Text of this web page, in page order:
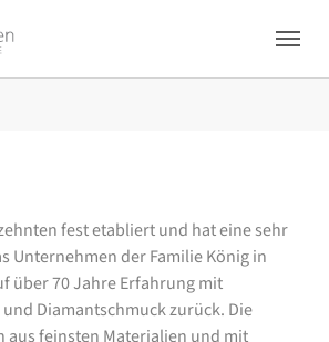
fest etabliert und hat eine sehr
Unternehmen der Familie König in
über 70 Jahre Erfahrung mit
Diamantschmuck zurück. Die
aus feinsten Materialien und mit